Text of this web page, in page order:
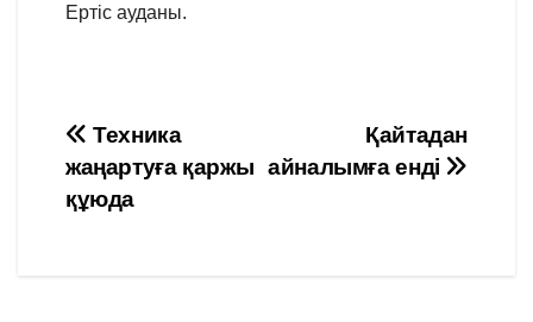
Ертіс ауданы.
Навигация
по
Қайтадан
айналымға енді
Техника
жаңартуға қаржы
құюда